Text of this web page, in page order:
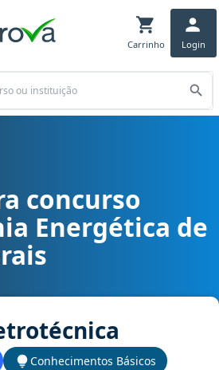
Carrinho Login
(MG) - Companhia Energética de
concurso
Energética de
Conhecimentos Básicos